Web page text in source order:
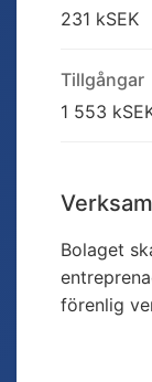
231 kSEK
Tillgångar
1 553
Bolaget
förenlig